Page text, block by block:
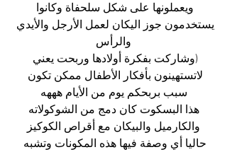
ويعملونها على شكل سلحفاة وكانوا
يستخدمون جوز اليكان لعمل الأرجل والأيدي
والرأس
(وشاركت بفكرة أولادها وربحت يعني
لاتستهينون بأفكار الأطفال ممكن تكون
سبب بربحكم يوم من الأيام هههه
هذا البسكوت كان دمج من الشوكولاته
والكارميل والبيكان مع أقراص الكوكيز
حاليا أي وصفة فيها هذه المكونات وتشبه